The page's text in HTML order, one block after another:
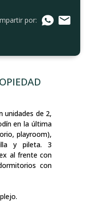
por:
unidades de 2,
en la última
playroom),
y pileta. 3
al frente con
con